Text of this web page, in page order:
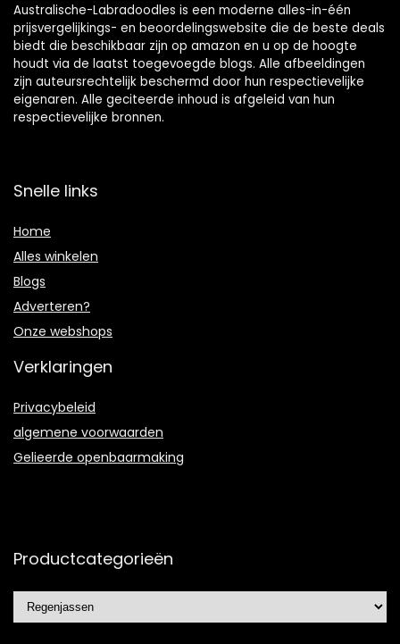
Australische-Labradoodles is een moderne alles-in-één
prijsvergelijkings- en beoordelingswebsite die de beste deals
biedt die beschikbaar zijn op amazon en u op de hoogte
houdt via de laatst toegevoegde blogs. Alle afbeeldingen
zijn auteursrechtelijk beschermd door hun respectievelijke
eigenaren. Alle geciteerde inhoud is afgeleid van hun
respectievelijke bronnen.
Snelle links
Home
Alles winkelen
Blogs
Adverteren?
Onze webshops
Verklaringen
Privacybeleid
algemene voorwaarden
Gelieerde openbaarmaking
Productcategorieën